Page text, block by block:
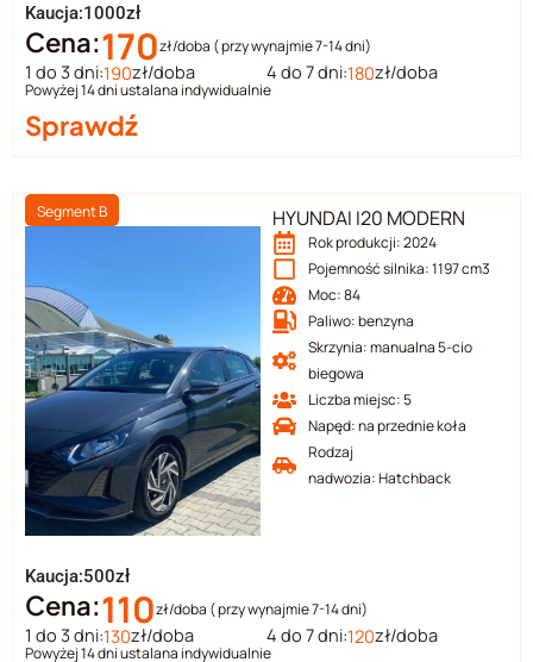
Kaucja:1000zł
Cena:170zł/doba ( przy wynajmie 7-14 dni)
1 do 3 dni:190zł/doba 4 do 7 dni:180zł/doba
Powyżej 14 dni ustalana indywidualnie
Sprawdź
Segment B HYUNDAI I20 MODERN
Rok produkcji: 2024
Pojemność silnika: 1197 cm3
Moc: 84
Paliwo: benzyna
Skrzynia: manualna 5-cio
biegowa
Liczba miejsc: 5
Napęd: na przednie koła
Rodzaj
nadwozia: Hatchback
Kaucja:500zł
Cena:110zł/doba ( przy wynajmie 7-14 dni)
1 do 3 dni:130zł/doba 4 do 7 dni:120zł/doba
Powyżej 14 dni ustalana indywidualnie